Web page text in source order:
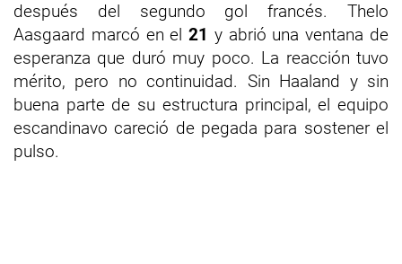
después del segundo gol francés. Thelo
Aasgaard marcó en el21 y abrió una ventana de
esperanza que duró muy poco. La reacción tuvo
mérito, pero no continuidad. Sin Haaland y sin
buena parte de su estructura principal, el equipo
escandinavo careció de pegada para sostener el
pulso.